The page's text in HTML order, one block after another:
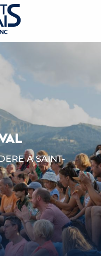
A SAINT-